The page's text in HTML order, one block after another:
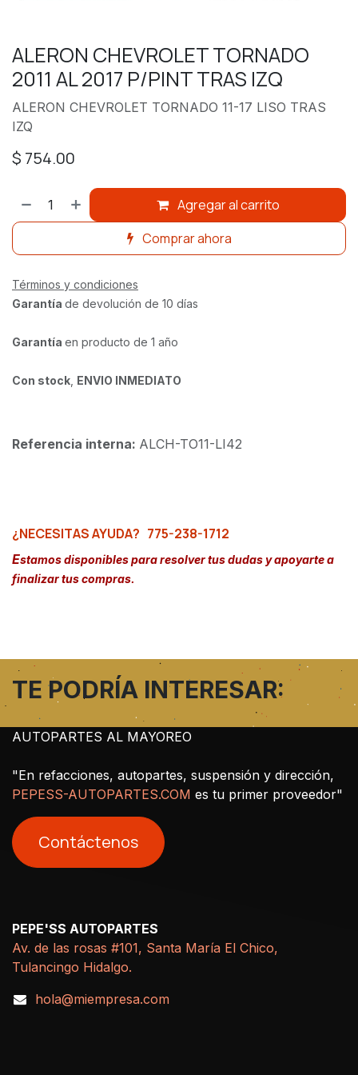
ALERON CHEVROLET TORNADO
2011 AL 2017 P/PINT TRAS IZQ
ALERON CHEVROLET TORNADO 11-17 LISO TRAS
IZQ
$ 754.00
Agregar al carrito
Comprar ahora
Términos y condiciones
Garantía de devolución de 10 días
Garantía en producto de 1 año
Con stock ENVIO INMEDIATO
Referencia interna: ALCH-TO11-LI42
¿NECESITAS AYUDA? 775-238-1712
Estamos disponibles para resolver tus dudas y apoyarte a
finalizar tus compras.
TE PODRÍA INTERESAR:
AUTOPARTES AL MAYOREO
"En refacciones, autopartes, suspensión y dirección,
PEPESS-AUTOPARTES.COM es tu primer proveedor"
Contáctenos
PEPE'SS AUTOPARTES
Av. de las rosas #101, Santa María El Chico,
Tulancingo Hidalgo.
hola@miempresa.com